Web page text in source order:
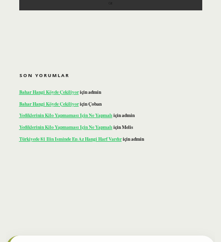
SON YORUMLAR
Bahar Hangi Köyde Çekiliyoriçinadmin
Bahar Hangi Köyde ÇekiliyoriçinÇoban
Yediklerinin Kilo Yapmaması Için Ne Yapmalıiçinadmin
Yediklerinin Kilo Yapmaması Için Ne YapmalıiçinMelis
Türkiyede 81 Ilin Isminde En Az Hangi Harf Vardıriçinadmin